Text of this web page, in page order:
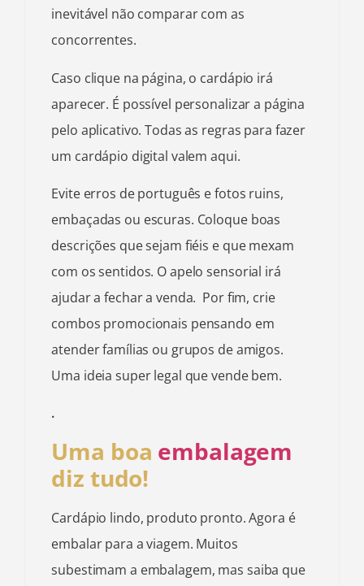
inevitável não comparar com as
concorrentes.
Caso clique na página, o cardápio irá
aparecer. É possível personalizar a página
pelo aplicativo. Todas as regras para fazer
um cardápio digital valem aqui.
Evite erros de português e fotos ruins,
embaçadas ou escuras. Coloque boas
descrições que sejam fiéis e que mexam
com os sentidos. O apelo sensorial irá
ajudar a fechar a venda. Por fim, crie
combos promocionais pensando em
atender famílias ou grupos de amigos.
Uma ideia super legal que vende bem.
.
Uma boa embalagem
diz tudo!
Cardápio lindo, produto pronto. Agora é
embalar para a viagem. Muitos
subestimam a embalagem, mas saiba que